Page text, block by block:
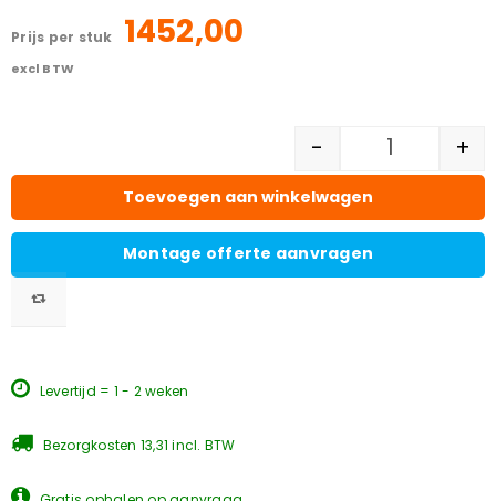
prijs per stuk 1452,00
excl BTW
- +
Toevoegen aan winkelwagen
Montage offerte aanvragen
Levertijd = 1 - 2 weken
Bezorgkosten 13,31 incl. BTW